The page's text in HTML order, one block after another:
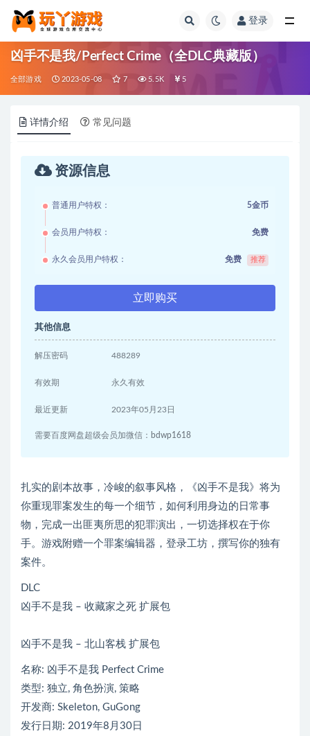
登录
凶手不是我/Perfect Crime（全DLC典藏版）
全部游戏 2023-05-08 7 5.5K 5
详情介绍 常见问题
资源信息
普通用户特权： 5金币
会员用户特权： 免费
永久会员用户特权： 免费 推荐
立即购买
其他信息
解压密码 488289
有效期 永久有效
最近更新 2023年05月23日
需要百度网盘超级会员加微信：bdwp1618
扎实的剧本故事，冷峻的叙事风格，《凶手不是我》将为
你重现罪案发生的每一个细节，如何利用身边的日常事
物，完成一出匪夷所思的犯罪演出，一切选择权在于你
手。游戏附赠一个罪案编辑器，登录工坊，撰写你的独有
案件。
DLC
凶手不是我 – 收藏家之死 扩展包
凶手不是我 – 北山客栈 扩展包
名称: 凶手不是我 Perfect Crime
类型: 独立, 角色扮演, 策略
开发商: Skeleton, GuGong
发行日期: 2019年8月30日